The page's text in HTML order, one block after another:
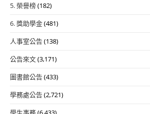
5. 榮譽榜(182)
6. 獎助學金(481)
人事室公告(138)
公告來文(3,171)
圖書館公告(433)
學務處公告(2,721)